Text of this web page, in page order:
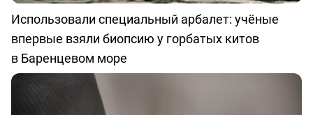
Использовали специальный арбалет: учёные
впервые взяли биопсию у горбатых китов
в Баренцевом море